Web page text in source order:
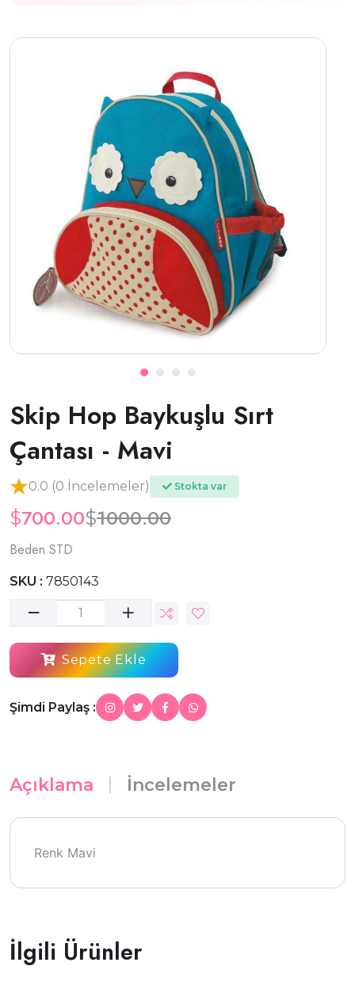
Skip Hop Baykuşlu Sırt
Çantası - Mavi
0.0 (0 İncelemeler) Stokta var
$700.00$1000.00
Beden STD
SKU : 7850143
Sepete Ekle
Şimdi Paylaş :
Açıklama İncelemeler
Renk Mavi
İlgili Ürünler